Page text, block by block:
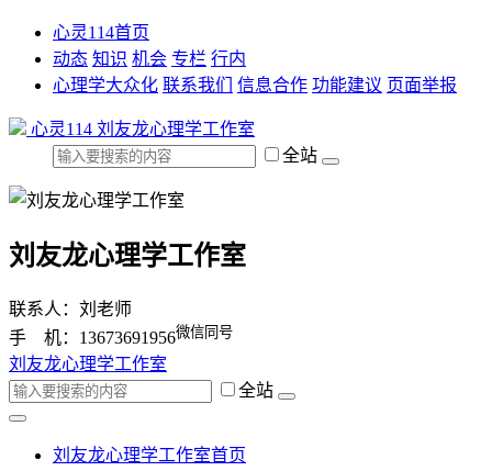
心灵114首页
动态 知识 机会 专栏 行内
心理学大众化 联系我们 信息合作 功能建议 页面举报
心灵114 刘友龙心理学工作室
全站
刘友龙心理学工作室
联系人：刘老师
手 机：13673691956微信同号
刘友龙心理学工作室
全站
刘友龙心理学工作室首页